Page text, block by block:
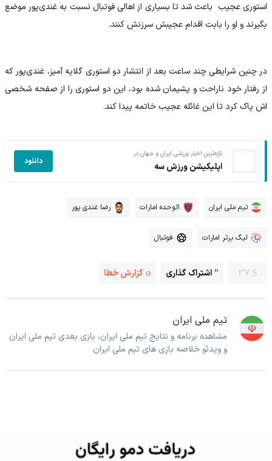
استوری عجیب باعث شد تا بسیاری از اهالی فوتبال نسبت به غندی‌پور موضع
بگیرند و او را بابت اقدام عجیبش سرزنش کنند.
در چنین شرایطی چند ساعت بعد از انتشار دو استوری گلایه آمیز، غندی‌پور که
از رفتار خود ناراحت و پشیمان شده بود، این دو استوری را از صفحه شخصی
اش پاک کرد تا این غائله عجیب خاتمه پیدا کند.
تازه‌ترین اخبار ورزشی ایران و جهان در
اپلیکیشن ورزش سه دانلود
تیم ملی ایران الوحده امارات رضا غندی پور
لیگ برتر امارات فوتبال
37 اشتراک گذاری گزارش خطا
تیم ملی ایران
مشاهده برنامه و نتایج تیم ملی ایران، بازی بعدی تیم ملی ایران
و ویدئو خلاصه بازی های تیم ملی ایران